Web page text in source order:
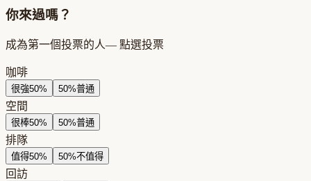
你來過嗎？
成為第一個投票的人— 點選投票
咖啡
很強50% 50%普通
空間
很棒50% 50%普通
排隊
值得50% 50%不值得
回訪